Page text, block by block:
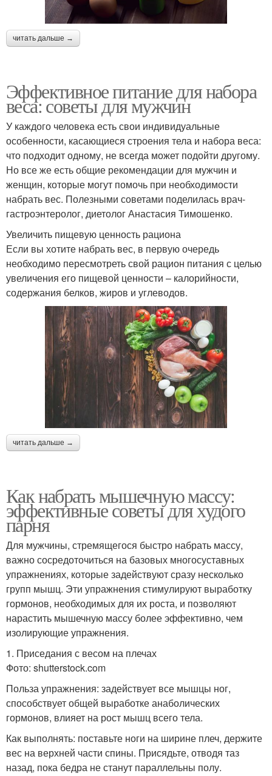
читать дальше →
Эффективное питание для набора
веса: советы для мужчин
У каждого человека есть свои индивидуальные
особенности, касающиеся строения тела и набора веса:
что подходит одному, не всегда может подойти другому.
Но все же есть общие рекомендации для мужчин и
женщин, которые могут помочь при необходимости
набрать вес. Полезными советами поделилась врач-
гастроэнтеролог, диетолог Анастасия Тимошенко.
Увеличить пищевую ценность рациона
Если вы хотите набрать вес, в первую очередь
необходимо пересмотреть свой рацион питания с целью
увеличения его пищевой ценности – калорийности,
содержания белков, жиров и углеводов.
читать дальше →
Как набрать мышечную массу:
эффективные советы для худого
парня
Для мужчины, стремящегося быстро набрать массу,
важно сосредоточиться на базовых многосуставных
упражнениях, которые задействуют сразу несколько
групп мышц. Эти упражнения стимулируют выработку
гормонов, необходимых для их роста, и позволяют
нарастить мышечную массу более эффективно, чем
изолирующие упражнения.
1. Приседания с весом на плечах
Фото: shutterstock.com
Польза упражнения: задействует все мышцы ног,
способствует общей выработке анаболических
гормонов, влияет на рост мышц всего тела.
Как выполнять: поставьте ноги на ширине плеч, держите
вес на верхней части спины. Присядьте, отводя таз
назад, пока бедра не станут параллельны полу.